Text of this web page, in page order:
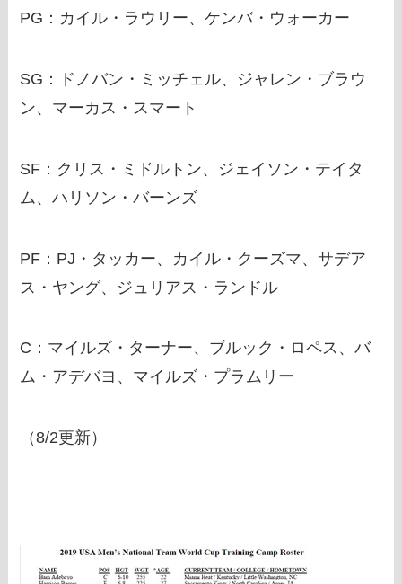
PG：カイル・ラウリー、ケンバ・ウォーカー
SG：ドノバン・ミッチェル、ジャレン・ブラウ
ン、マーカス・スマート
SF：クリス・ミドルトン、ジェイソン・テイタ
ム、ハリソン・バーンズ
PF：PJ・タッカー、カイル・クーズマ、サデア
ス・ヤング、ジュリアス・ランドル
C：マイルズ・ターナー、ブルック・ロペス、バ
ム・アデバヨ、マイルズ・プラムリー
（8/2更新）